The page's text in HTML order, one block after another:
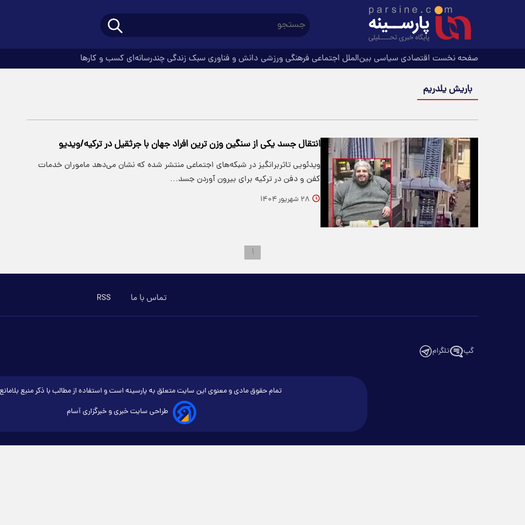
صفحه نخست اقتصادی سیاسی بین‌الملل اجتماعی فرهنگیورزشی دانش و فناوری سبک زندگیچندرسانه‌ای کسب و کارها
باریش یلدریم
انتقال جسد یکی از سنگین وزن ترین افراد جهان با جرثقیل در ترکیه/ویدیو
ویدئویی تاثربرانگیز در شبکه‌های اجتماعی منتشر شده که نشان می‌دهد ماموران خدمات
کفن و دفن در ترکیه برای بیرون آوردن جسد…
۲۸ شهریور ۱۴۰۴
۱
تماس با ما RSS
گپ تلگرام
تمام حقوق مادی و معنوی این سایت متعلق به پارسینه است و استفاده از مطالب با ذکر منبع
طراحی سایت خبری و خبرگزاری آسام